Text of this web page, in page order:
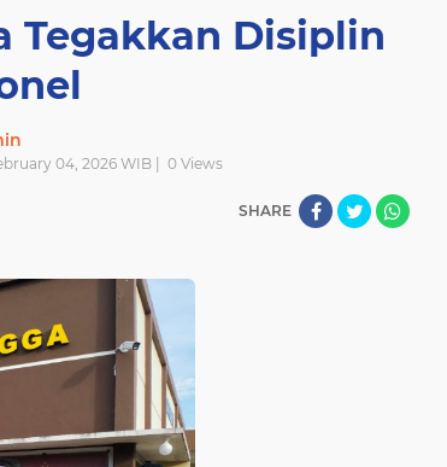
Tegakkan Disiplin
04, 2026 WIB | 0Views
SHARE